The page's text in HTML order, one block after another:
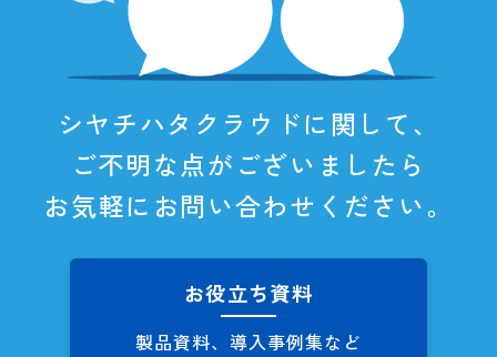
シヤチハタクラウドに関して、
ご不明な点がございましたら
お気軽にお問い合わせください。
お役立ち資料
製品資料、導入事例集など